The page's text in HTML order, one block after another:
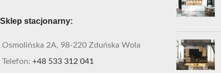
Sklep stacjonarny:
Osmolińska 2A, 98-220 Zduńska Wola
Telefon: +48 533 312 041